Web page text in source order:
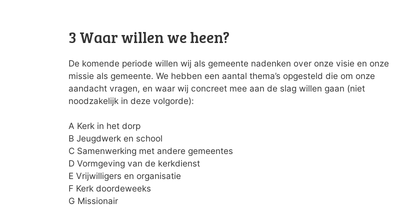
3 Waar willen we heen?
De komende periode willen wij als gemeente nadenken over onze visie en onze
missie als gemeente. We hebben een aantal thema’s opgesteld die om onze
aandacht vragen, en waar wij concreet mee aan de slag willen gaan (niet
noodzakelijk in deze volgorde):
A Kerk in het dorp
B Jeugdwerk en school
C Samenwerking met andere gemeentes
D Vormgeving van de kerkdienst
E Vrijwilligers en organisatie
F Kerk doordeweeks
G Missionair